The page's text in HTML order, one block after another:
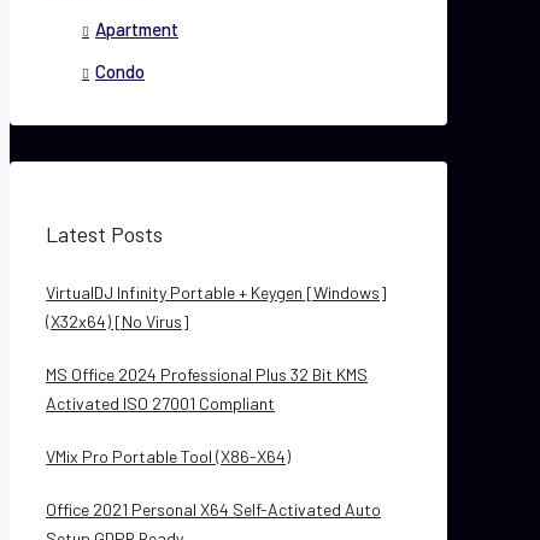
Apartment
Condo
Latest Posts
VirtualDJ Infinity Portable + Keygen [Windows]
(x32x64) [no Virus]
MS Office 2024 Professional Plus 32 Bit KMS
Activated ISO 27001 Compliant
VMix Pro Portable Tool (x86-X64)
Office 2021 Personal X64 Self-Activated Auto